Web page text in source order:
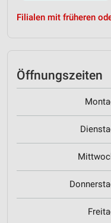
Filialen mit früheren
Öffnungszeiten